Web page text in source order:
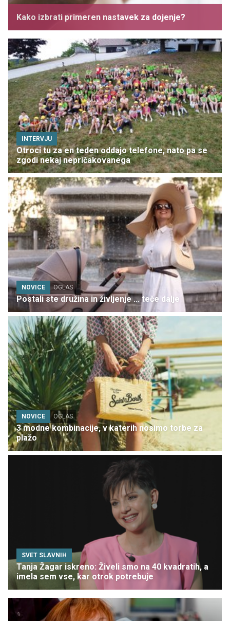
Kako izbrati primeren nastavek za dojenje?
INTERVJU
Otroci tu za en teden oddajo telefone, nato pa se
zgodi nekaj nepričakovanega
NOVICE OGLAS
Postali ste družina in življenje ... teče dalje
NOVICE OGLAS
3 modne kombinacije, v katerih nosimo torbe za
plažo
SVET SLAVNIH
Tanja Žagar iskreno: Živeli smo na 40 kvadratih, a
imela sem vse, kar otrok potrebuje